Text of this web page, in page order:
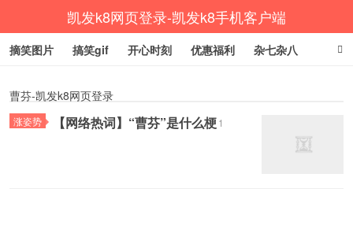
凯发k8网页登录-凯发k8手机客户端
摘笑图片 搞笑gif 开心时刻 优惠福利 杂七杂八
曹芬-凯发k8网页登录
涨姿势 【网络热词】“曹芬”是什么梗1